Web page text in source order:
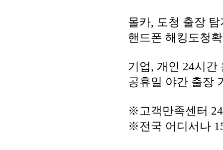
몰카, 도청 출장
핸드폰 해킹도청
기업, 개인 24시간
공휴일 야간 출장
※고객만족센터
※전국 어디서나